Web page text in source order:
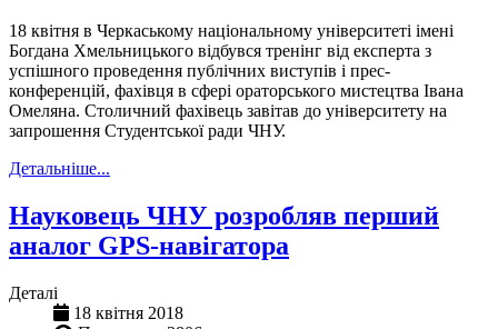
18 квітня в Черкаському національному університеті імені
Богдана Хмельницького відбувся тренінг від експерта з
успішного проведення публічних виступів і прес-
конференцій, фахівця в сфері ораторського мистецтва Івана
Омеляна. Столичний фахівець завітав до університету на
запрошення Студентської ради ЧНУ.
Детальніше...
Науковець ЧНУ розробляв перший
аналог GPS-навігатора
Деталі
18 квітня 2018